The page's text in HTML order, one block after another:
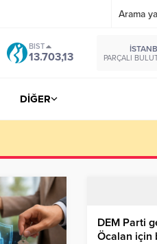
BIST
13.703,13 PARÇALI
DİĞER
DEM Parti
Öcalan için